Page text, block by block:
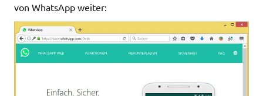
von WhatsApp weiter: